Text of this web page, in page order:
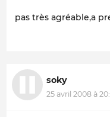
pas très agréable,a
soky
25 avril 2008 à